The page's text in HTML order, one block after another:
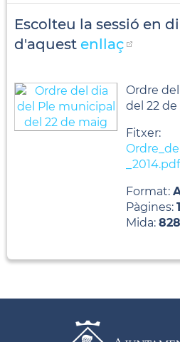
Escolteu la sessió en
d'aquest enllaç
Ordre
del 22
Fitxer:
_2014.pdf
Format:
Pàgines: 1
Mida: